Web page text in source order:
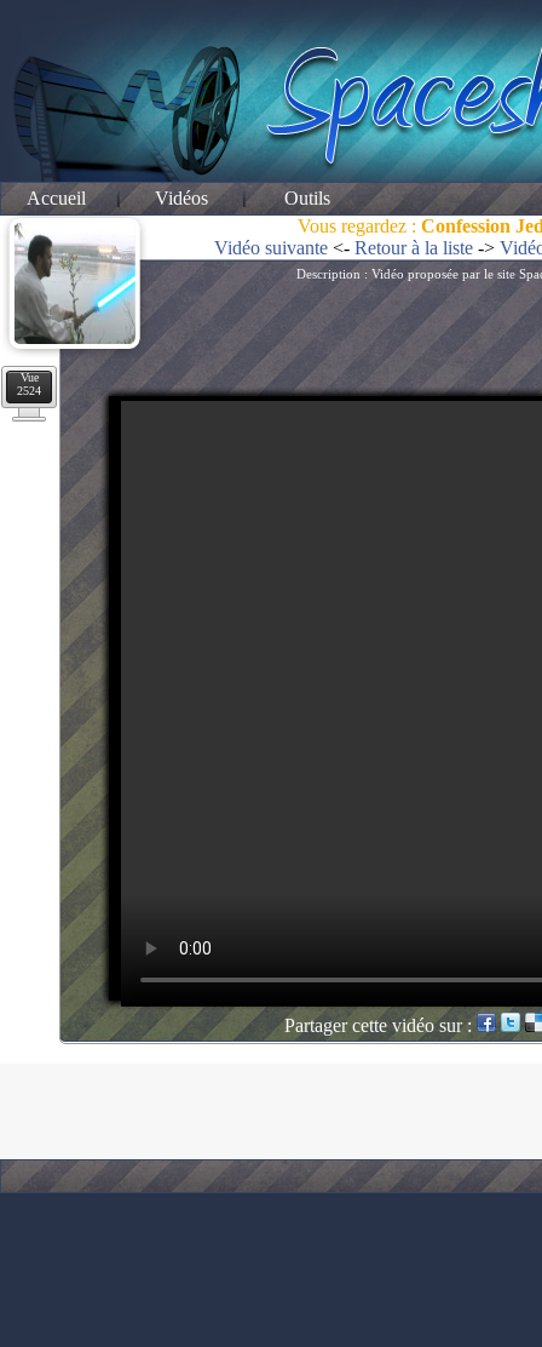
Accueil Vidéos
Outils
Vous regardez : Confession
Vidéo suivante <- Retour à la liste ->
Description : Vidéo proposée par le site
Vue
2524
Partager cette vidéo sur :